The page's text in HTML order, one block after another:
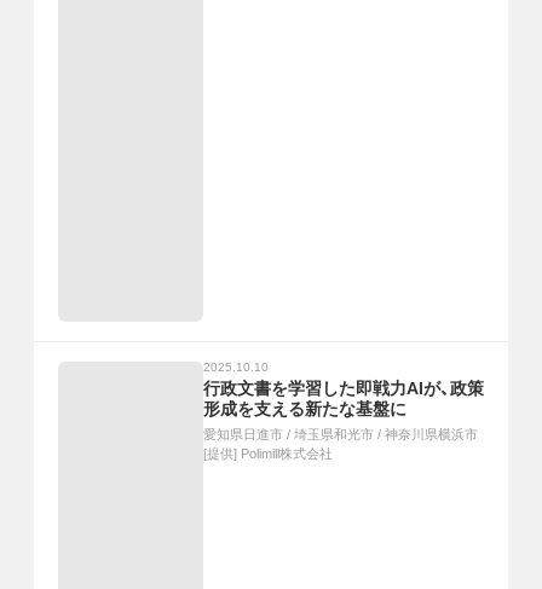
2025.10.10
行政文書を学習した即戦力AIが、政策
形成を支える新たな基盤に
愛知県日進市 / 埼玉県和光市 / 神奈川県横浜市
[提供] Polimill株式会社